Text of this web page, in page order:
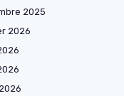
2025
2026